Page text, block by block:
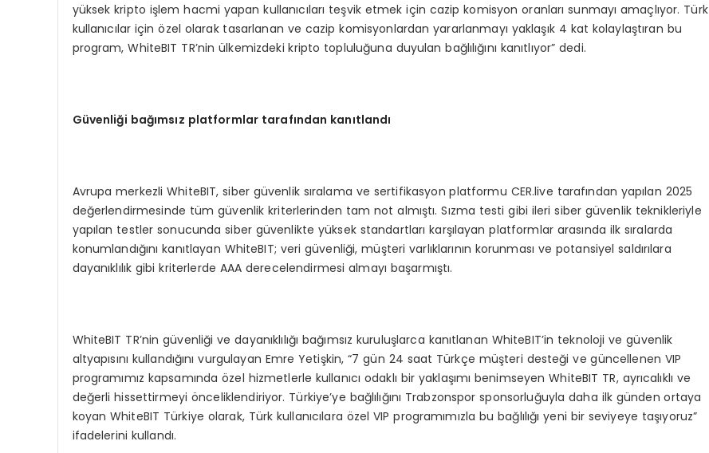
yüksek kripto işlem hacmi yapan kullanıcıları teşvik etmek için cazip komisyon oranları sunmayı amaçlıyor. Türk
kullanıcılar için özel olarak tasarlanan ve cazip komisyonlardan yararlanmayı yaklaşık 4 kat kolaylaştıran bu
program, WhiteBIT TR’nin ülkemizdeki kripto topluluğuna duyulan bağlılığını kanıtlıyor” dedi.
Güvenliği bağımsız platformlar tarafından kanıtlandı
Avrupa merkezli WhiteBIT, siber güvenlik sıralama ve sertifikasyon platformu CER.live tarafından yapılan 2025
değerlendirmesinde tüm güvenlik kriterlerinden tam not almıştı. Sızma testi gibi ileri siber güvenlik teknikleriyle
yapılan testler sonucunda siber güvenlikte yüksek standartları karşılayan platformlar arasında ilk sıralarda
konumlandığını kanıtlayan WhiteBIT; veri güvenliği, müşteri varlıklarının korunması ve potansiyel saldırılara
dayanıklılık gibi kriterlerde AAA derecelendirmesi almayı başarmıştı.
WhiteBIT TR’nin güvenliği ve dayanıklılığı bağımsız kuruluşlarca kanıtlanan WhiteBIT’in teknoloji ve güvenlik
altyapısını kullandığını vurgulayan Emre Yetişkin, “7 gün 24 saat Türkçe müşteri desteği ve güncellenen VIP
programımız kapsamında özel hizmetlerle kullanıcı odaklı bir yaklaşımı benimseyen WhiteBIT TR, ayrıcalıklı ve
değerli hissettirmeyi önceliklendiriyor. Türkiye’ye bağlılığını Trabzonspor sponsorluğuyla daha ilk günden ortaya
koyan WhiteBIT Türkiye olarak, Türk kullanıcılara özel VIP programımızla bu bağlılığı yeni bir seviyeye taşıyoruz”
ifadelerini kullandı.